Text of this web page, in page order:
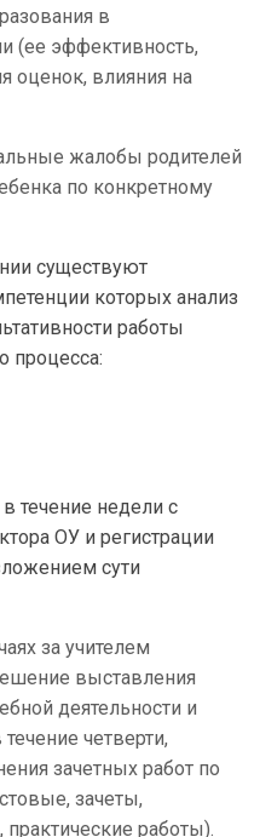
в
(ее эффективность,
оценок, влияния на
жалобы родителей
по конкретному
существуют
которых анализ
работы
процесса:
течение недели с
ОУ и регистрации
сути
за учителем
выставления
деятельности и
четверти,
зачетных работ по
зачеты,
работы).